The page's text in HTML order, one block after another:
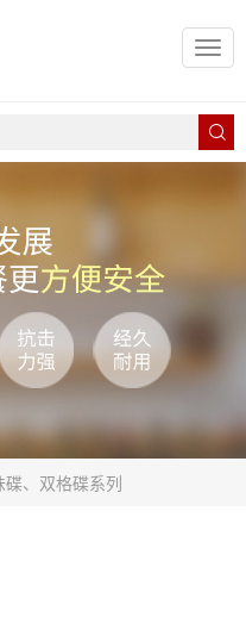
、双格碟系列